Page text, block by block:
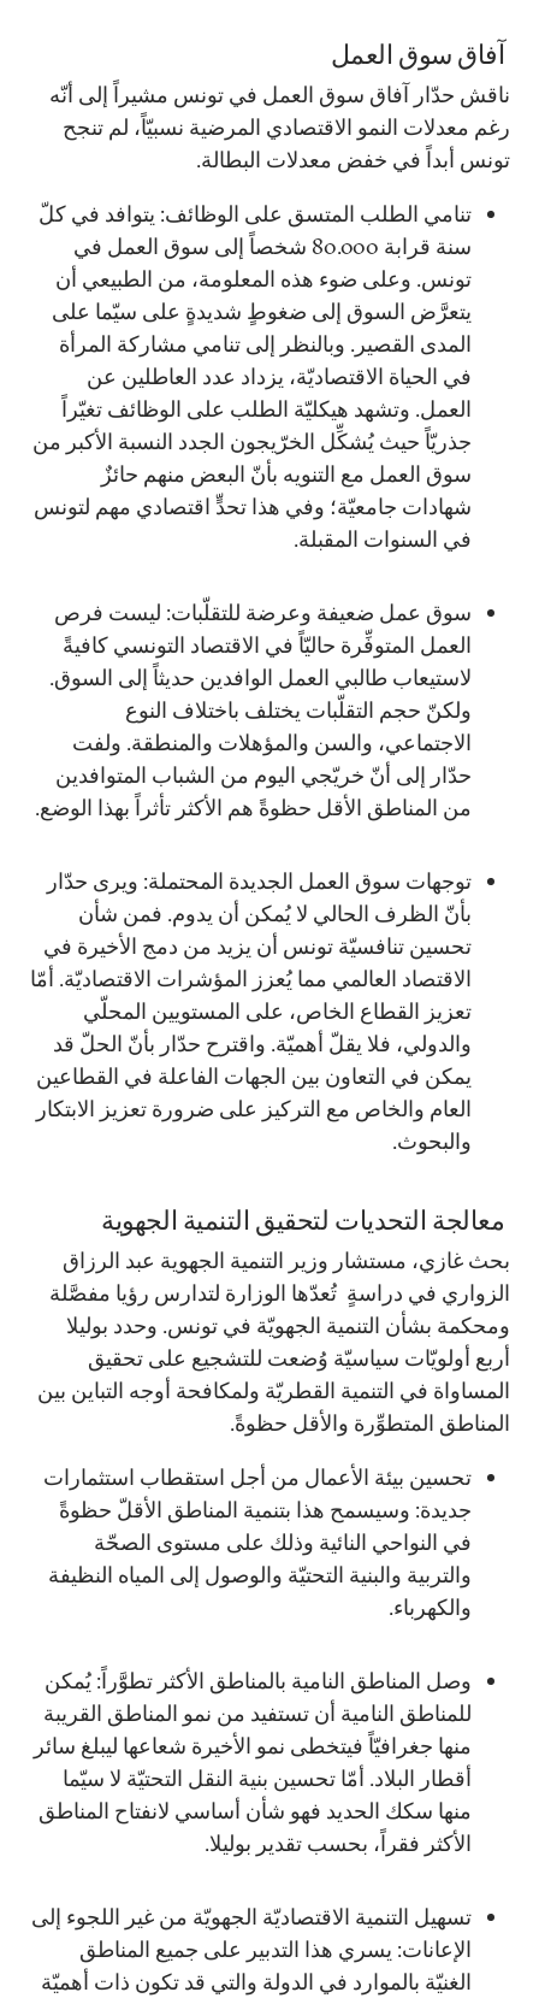
آفاق سوق العمل
ناقش حدّار آفاق سوق العمل في تونس مشيراً إلى أنّه
رغم معدلات النمو الاقتصادي المرضية نسبيّاً، لم تنجح
تونس أبداً في خفض معدلات البطالة.
تنامي الطلب المتسق على الوظائف: يتوافد في كلّ
سنة قرابة 80.000 شخصاً إلى سوق العمل في
تونس. وعلى ضوء هذه المعلومة، من الطبيعي أن
يتعرَّض السوق إلى ضغوطٍ شديدةٍ على سيّما على
المدى القصير. وبالنظر إلى تنامي مشاركة المرأة
في الحياة الاقتصاديّة، يزداد عدد العاطلين عن
العمل. وتشهد هيكليّة الطلب على الوظائف تغيّراً
جذريّاً حيث يُشكِّل الخرّيجون الجدد النسبة الأكبر من
سوق العمل مع التنويه بأنّ البعض منهم حائزٌ
شهادات جامعيّة؛ وفي هذا تحدٍّ اقتصادي مهم لتونس
في السنوات المقبلة.
سوق عمل ضعيفة وعرضة للتقلّبات: ليست فرص
العمل المتوفِّرة حاليّاً في الاقتصاد التونسي كافيةً
لاستيعاب طالبي العمل الوافدين حديثاً إلى السوق.
ولكنّ حجم التقلّبات يختلف باختلاف النوع
الاجتماعي، والسن والمؤهلات والمنطقة. ولفت
حدّار إلى أنّ خريّجي اليوم من الشباب المتوافدين
من المناطق الأقل حظوةً هم الأكثر تأثراً بهذا الوضع.
توجهات سوق العمل الجديدة المحتملة: ويرى حدّار
بأنّ الظرف الحالي لا يُمكن أن يدوم. فمن شأن
تحسين تنافسيّة تونس أن يزيد من دمج الأخيرة في
الاقتصاد العالمي مما يُعزز المؤشرات الاقتصاديّة. أمّا
تعزيز القطاع الخاص، على المستويين المحلّي
والدولي، فلا يقلّ أهميّة. واقترح حدّار بأنّ الحلّ قد
يمكن في التعاون بين الجهات الفاعلة في القطاعين
العام والخاص مع التركيز على ضرورة تعزيز الابتكار
والبحوث.
معالجة التحديات لتحقيق التنمية الجهوية
بحث غازي، مستشار وزير التنمية الجهوية عبد الرزاق
الزواري في دراسةٍ تُعدّها الوزارة لتدارس رؤيا مفصَّلة
ومحكمة بشأن التنمية الجهويّة في تونس. وحدد بوليلا
أربع أولويّات سياسيّة وُضعت للتشجيع على تحقيق
المساواة في التنمية القطريّة ولمكافحة أوجه التباين بين
المناطق المتطوِّرة والأقل حظوةً.
تحسين بيئة الأعمال من أجل استقطاب استثمارات
جديدة: وسيسمح هذا بتنمية المناطق الأقلّ حظوةً
في النواحي النائية وذلك على مستوى الصحّة
والتربية والبنية التحتيّة والوصول إلى المياه النظيفة
والكهرباء.
وصل المناطق النامية بالمناطق الأكثر تطوَّراً: يُمكن
للمناطق النامية أن تستفيد من نمو المناطق القريبة
منها جغرافيّاً فيتخطى نمو الأخيرة شعاعها ليبلغ سائر
أقطار البلاد. أمّا تحسين بنية النقل التحتيّة لا سيّما
منها سكك الحديد فهو شأن أساسي لانفتاح المناطق
الأكثر فقراً، بحسب تقدير بوليلا.
تسهيل التنمية الاقتصاديّة الجهويّة من غير اللجوء إلى
الإعانات: يسري هذا التدبير على جميع المناطق
الغنيّة بالموارد في الدولة والتي قد تكون ذات أهميّة